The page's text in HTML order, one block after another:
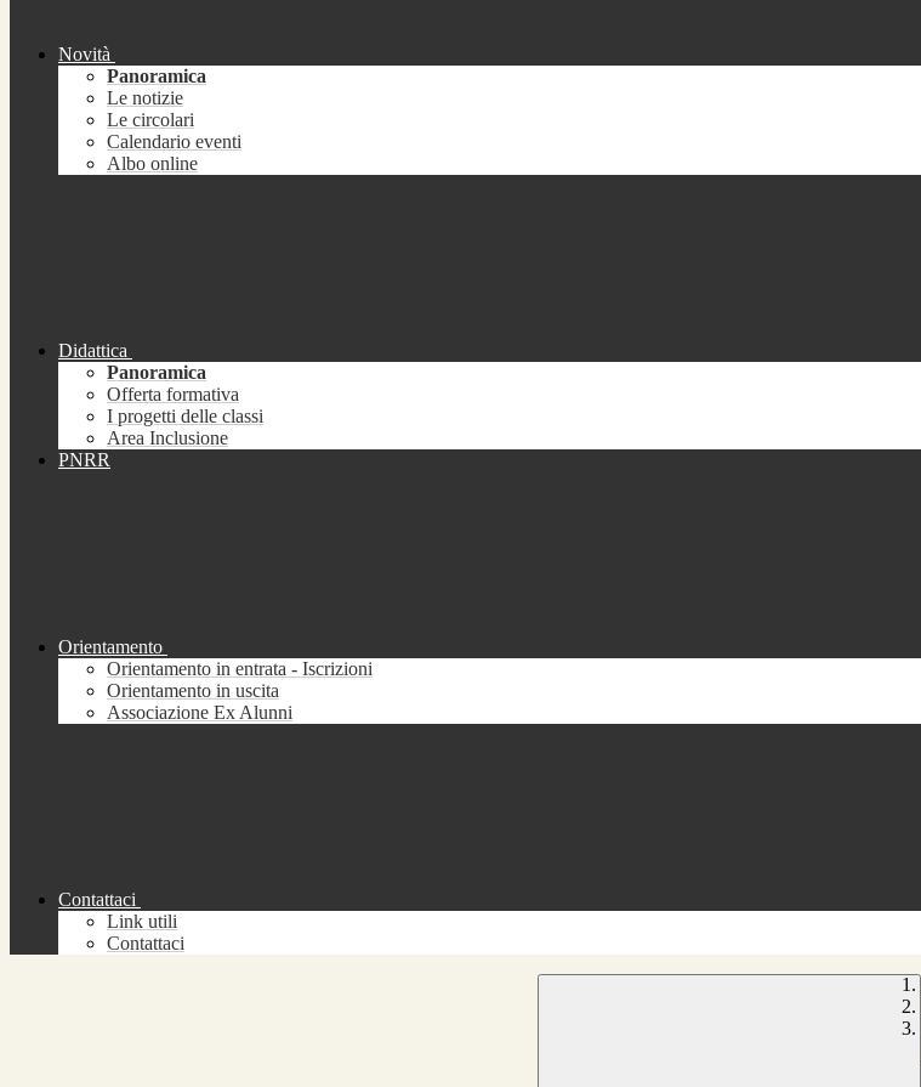
Novità
Panoramica
Le notizie
Le circolari
Calendario eventi
Albo online
Didattica
Panoramica
Offerta formativa
I progetti delle classi
Area Inclusione
PNRR
Orientamento
Orientamento in entrata - Iscrizioni
Orientamento in uscita
Associazione Ex Alunni
Contattaci
Link utili
Contattaci